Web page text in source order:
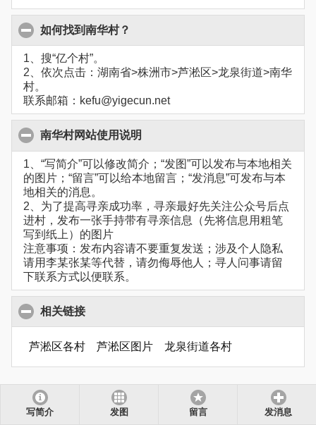
如何找到南华村？
1、搜“亿个村”。
2、依次点击：湖南省>株洲市>芦淞区>龙泉街道>南华
村。
联系邮箱：kefu@yigecun.net
南华村网站使用说明
1、“写简介”可以修改简介；“发图”可以发布与本地相关
的图片；“留言”可以给本地留言；“发消息”可发布与本
地相关的消息。
2、为了提高寻亲成功率，寻亲最好先关注公众号后点
进村，发布一张手持带有寻亲信息（先将信息用粗笔
写到纸上）的图片
注意事项：发布内容请不要重复发送；涉及个人隐私
请用李某张某等代替，请勿侮辱他人；寻人问事请留
下联系方式以便联系。
相关链接
芦淞区各村 芦淞区图片 龙泉街道各村
写简介 发图 留言 发消息